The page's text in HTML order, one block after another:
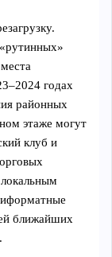
годах
районных
этаже могут
клуб и
ближайших